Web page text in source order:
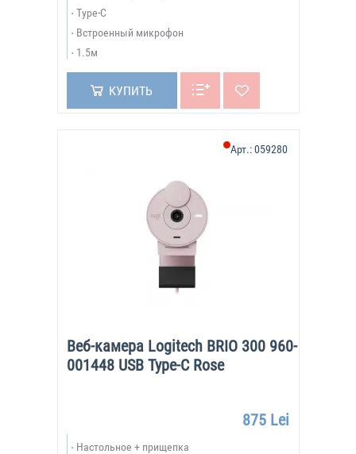
Type-C
Встроенный микрофон
1.5м
КУПИТЬ
Веб-камера Logitech BRIO 300 960-
001448 USB Type-C Rose
Арт.:059280
875 Lei
Настольное + прищепка